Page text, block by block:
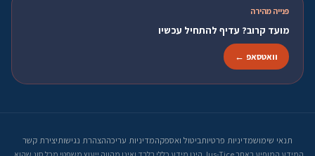
פנייה מהירה
מועד קרוב? עדיף להתחיל עכשיו
וואטסאפ ←
תנאי שימושמדיניות פרטיותביטול ואספקהמדיניות עריכההצהרת נגישותיצירת קשר